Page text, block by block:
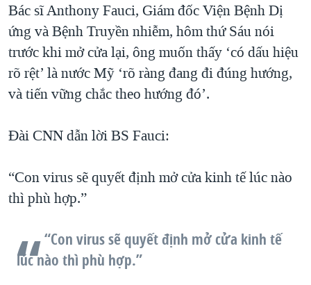
Bác sĩ Anthony Fauci, Giám đốc Viện Bệnh Dị
ứng và Bệnh Truyền nhiễm, hôm thứ Sáu nói
trước khi mở cửa lại, ông muốn thấy ‘có dấu hiệu
rõ rệt’ là nước Mỹ ‘rõ ràng đang đi đúng hướng,
và tiến vững chắc theo hướng đó’.
Đài CNN dẫn lời BS Fauci:
“Con virus sẽ quyết định mở cửa kinh tế lúc nào
thì phù hợp.”
“Con virus sẽ quyết định mở cửa kinh tế
lúc nào thì phù hợp.”